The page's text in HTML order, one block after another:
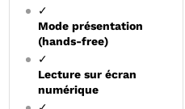
✓
Mode présentation
(hands-free)
✓
Lecture sur écran
numérique